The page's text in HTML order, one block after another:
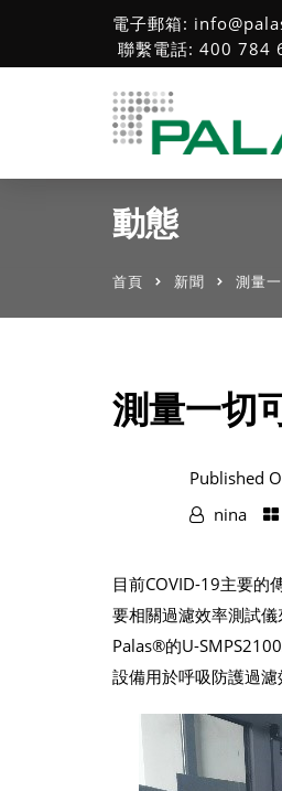
電子郵箱:
聯繫電話: 400 784
動態
首頁 新聞 測量
測量一切
Published
nina
目前COVID-19主要的
要相關過濾效率測試
Palas®的U-
設備用於呼吸防護過濾